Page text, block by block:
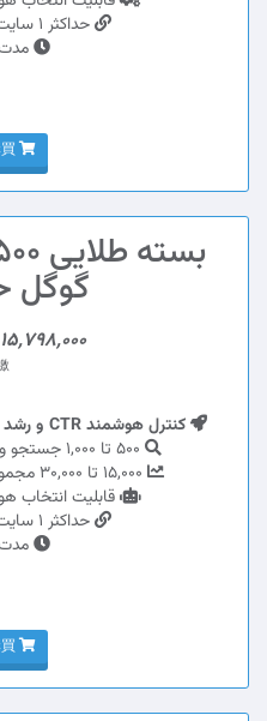
حداکثر 1 سایت و 3 عبارت کلیدی
مدت 30
立即購買
گوگل
15,798,000تومان
کنترل هوشمند CTR و رشد ارگانیک گوگل با نرخ کلیک پلکانی
قابلیت انتخاب
حداکثر 1 سایت و 5 عبارت کلیدی
مدت 30
立即購買